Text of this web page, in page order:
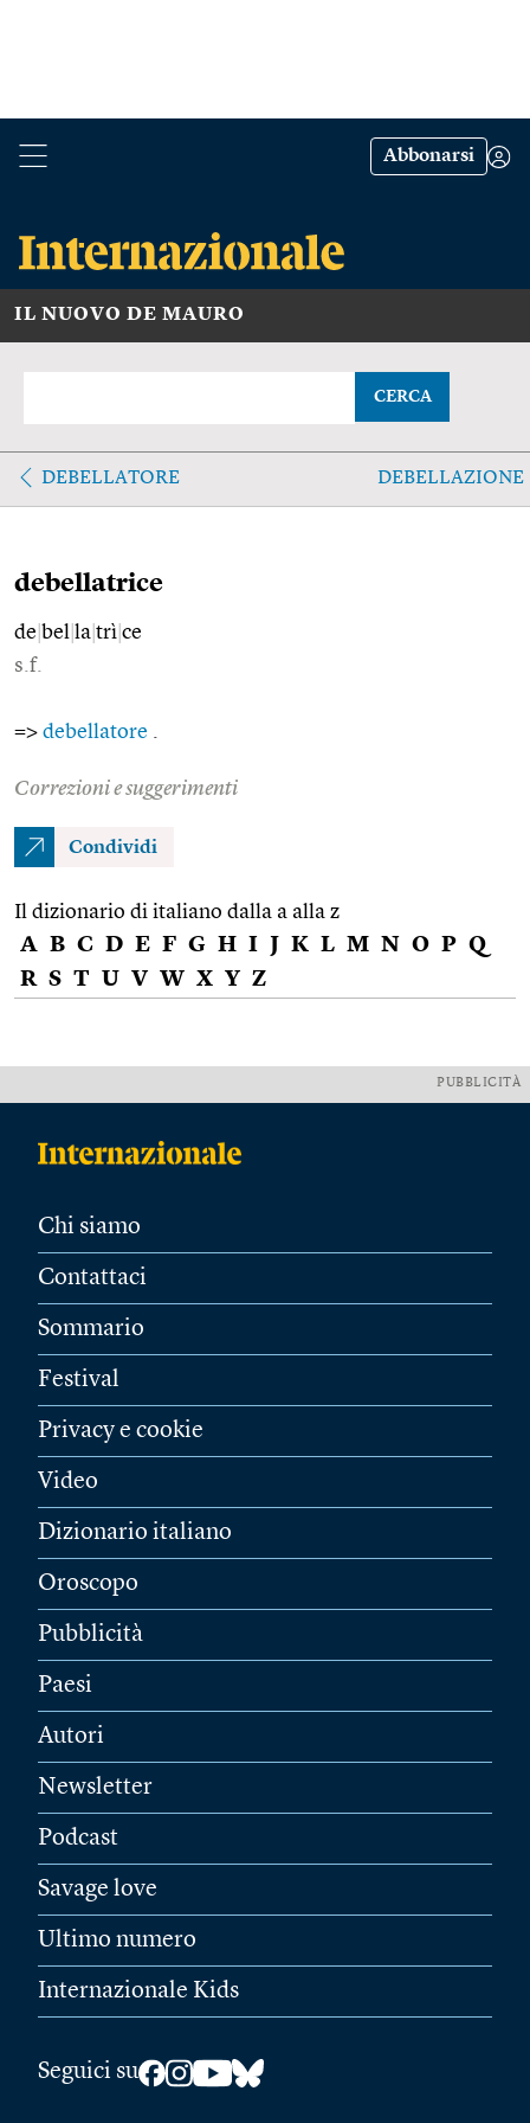
Abbonarsi
IL NUOVO DE MAURO
CERCA
DEBELLATORE DEBELLAZIONE
debellatrice
de bel la trì ce
s.f.
=> debellatore
Correzioni e suggerimenti
Condividi
Il dizionario di italiano dalla a alla z
A B C D E F G H I J K L M N O P Q
R S T U V W X Y Z
PUBBLICITÀ
Chi siamo
Contattaci
Sommario
Festival
Privacy e cookie
Video
Dizionario italiano
Oroscopo
Pubblicità
Paesi
Autori
Newsletter
Podcast
Savage love
Ultimo numero
Internazionale Kids
Seguici su